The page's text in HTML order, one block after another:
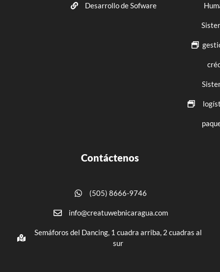
Desarrollo de Sofware
Contáctenos
(505) 8666-9746
info@creatuwebnicaragua.com
Semáforos del Dancing, 1 cuadra arriba, 2 cuadras al
sur